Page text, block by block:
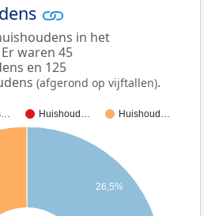
in het
waren 45
en 125
(afgerond op vijftallen).
Huishoud… Huishoud…
26,5%